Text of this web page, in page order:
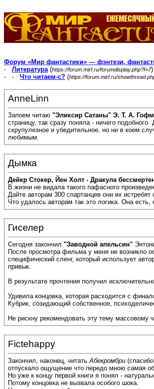
Форум «Мир фантастики» — фэнтези,
- Литература(https://forum.mirf.ru/forumdisplay.php?f=7)
- - Что читаем-с? (https://forum.mirf.ru/
AnneLinn
Запоем читаю "Эликсир Сатаны" Э. Т. А.
страницу, так сразу поняла - ничего
скрупулезное и убедительное, но ни в коем
любимым.
Дымка
Дейкр Стокер, Йен Холт - Дракула
В жизни не видала такого пафасного
Дайте авторам 300 спартанцев они их
Что удалось авторам так это логика. Она
Гиселер
Сегодня закончил "Заводной апельсин"
После просмотра фильма у меня не возникло
специфический сленг, который использует
привык.
В результате прочтения получил
Удивила концовка, которая расходится с
Кубрик, созидающий собственное,
Не рискну рекомендовать эту тему
Fictehappy
Закончил, наконец, читатьАбекромбри
отпускало ощущение что передо мною самая
Но уже к концу первой книги я понял -
Потому концовка не вызвала особого шока.